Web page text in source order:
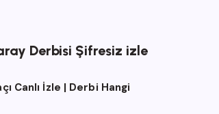
Derbisi Şifresiz izle
Canlı İzle | Derbi Hangi